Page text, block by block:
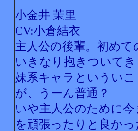
小金井 茉里
CV:小倉結衣
主人公の後輩。初め
いきなり抱きついて
妹系キャラというい
が、うーん普通？
いや主人公のために
を頑張ったりと良か